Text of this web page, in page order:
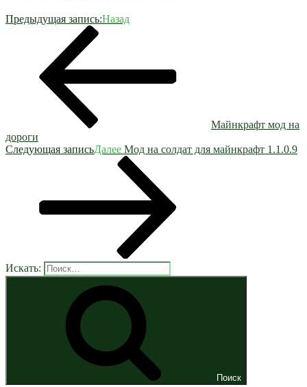
Предыдущая запись:Назад
Майнкрафт мод на
дороги
Следующая записьДалее Мод на солдат для майнкрафт 1.1.0.9
Искать:
Поиск